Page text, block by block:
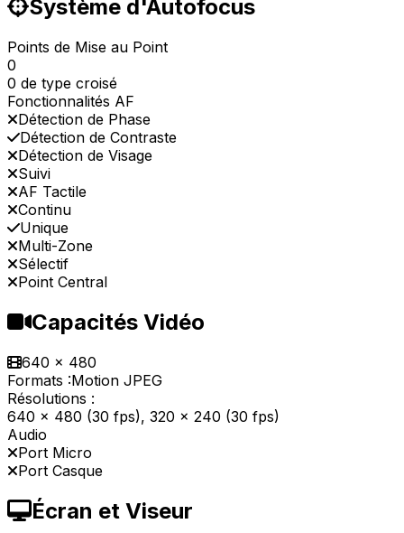
Système d'Autofocus
Points de Mise au Point
0
0 de type croisé
Fonctionnalités AF
Détection de Phase
Détection de Contraste
Détection de Visage
Suivi
AF Tactile
Continu
Unique
Multi-Zone
Sélectif
Point Central
Capacités Vidéo
640 x 480
Formats :Motion JPEG
Résolutions :
640 x 480 (30 fps), 320 x 240 (30 fps)
Audio
Port Micro
Port Casque
Écran et Viseur